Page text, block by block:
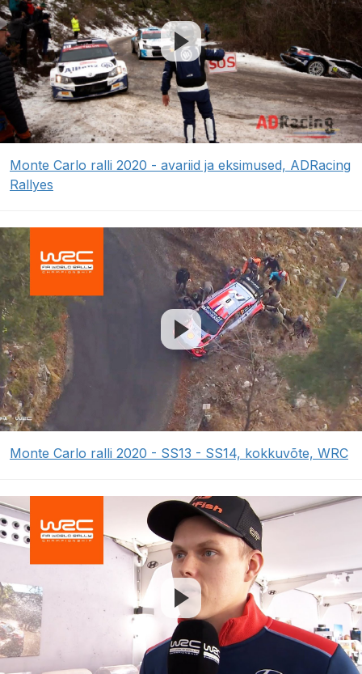
Monte Carlo ralli 2020 - avariid ja eksimused, ADRacing
Rallyes
Monte Carlo ralli 2020 - SS13 - SS14, kokkuvõte, WRC